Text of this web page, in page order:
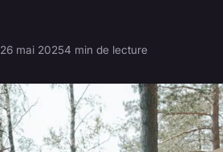
26 mai 20254 min de lecture